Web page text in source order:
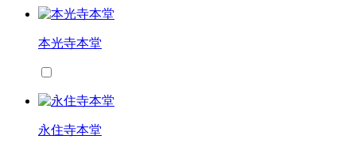
本光寺本堂
永住寺本堂